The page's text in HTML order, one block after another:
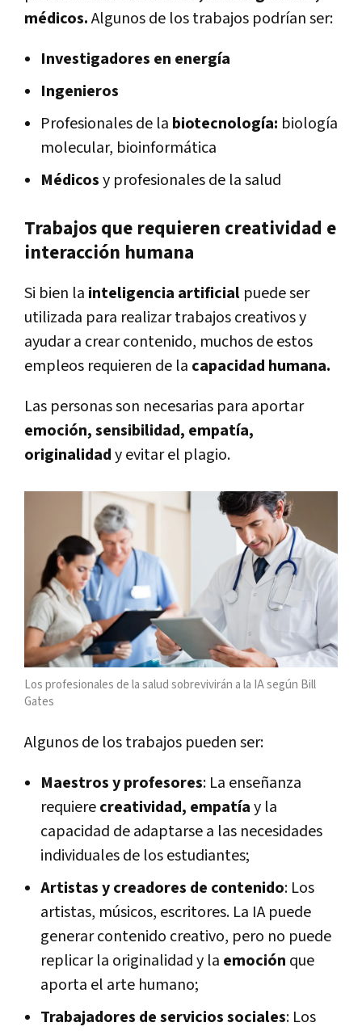
médicos.Algunos de los trabajos podrían ser:
Investigadores en energía
Ingenieros
Profesionales de la biotecnología: biología
molecular, bioinformática
Médicosy profesionales de la salud
Trabajos que requieren creatividad e
interacción humana
Si bien la inteligencia artificial puede ser
utilizada para realizar trabajos creativos y
ayudar a crear contenido, muchos de estos
empleos requieren de la capacidad humana.
Las personas son necesarias para aportar
emoción, sensibilidad, empatía,
originalidady evitar el plagio.
Los profesionales de la salud sobrevivirán a la IA según Bill
Gates
Algunos de los trabajos pueden ser:
Maestros y profesores: La enseñanza
requierecreatividad, empatíay la
capacidad de adaptarse a las necesidades
individuales de los estudiantes;
Artistas y creadores de contenido: Los
artistas, músicos, escritores. La IA puede
generar contenido creativo, pero no puede
replicar la originalidad y la emoción que
aporta el arte humano;
Trabajadores de servicios sociales: Los